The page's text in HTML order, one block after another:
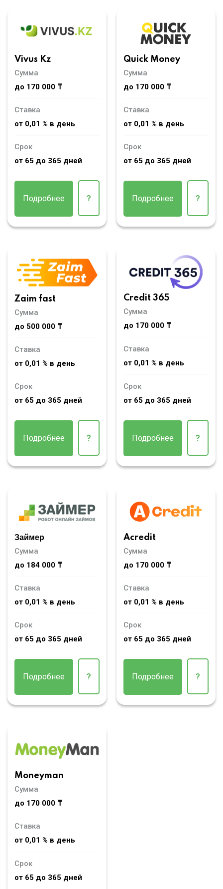
Vivus Kz
Сумма
до 170 000 ₸
Ставка
от 0,01 % в день
Срок
от 65 до 365 дней
Подробнее ?
Quick Money
Сумма
до 170 000 ₸
Ставка
от 0,01 % в день
Срок
от 65 до 365 дней
Подробнее ?
Zaim fast
Сумма
до 500 000 ₸
Ставка
от 0,01 % в день
Срок
от 65 до 365 дней
Подробнее ?
Credit 365
Сумма
до 170 000 ₸
Ставка
от 0,01 % в день
Срок
от 65 до 365 дней
Подробнее ?
Займер
Сумма
до 184 000 ₸
Ставка
от 0,01 % в день
Срок
от 65 до 365 дней
Подробнее ?
Acredit
Сумма
до 170 000 ₸
Ставка
от 0,01 % в день
Срок
от 65 до 365 дней
Подробнее ?
Moneyman
Сумма
до 170 000 ₸
Ставка
от 0,01 % в день
Срок
от 65 до 365 дней